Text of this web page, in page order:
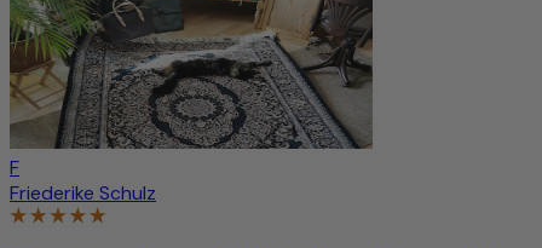
F
Friederike Schulz